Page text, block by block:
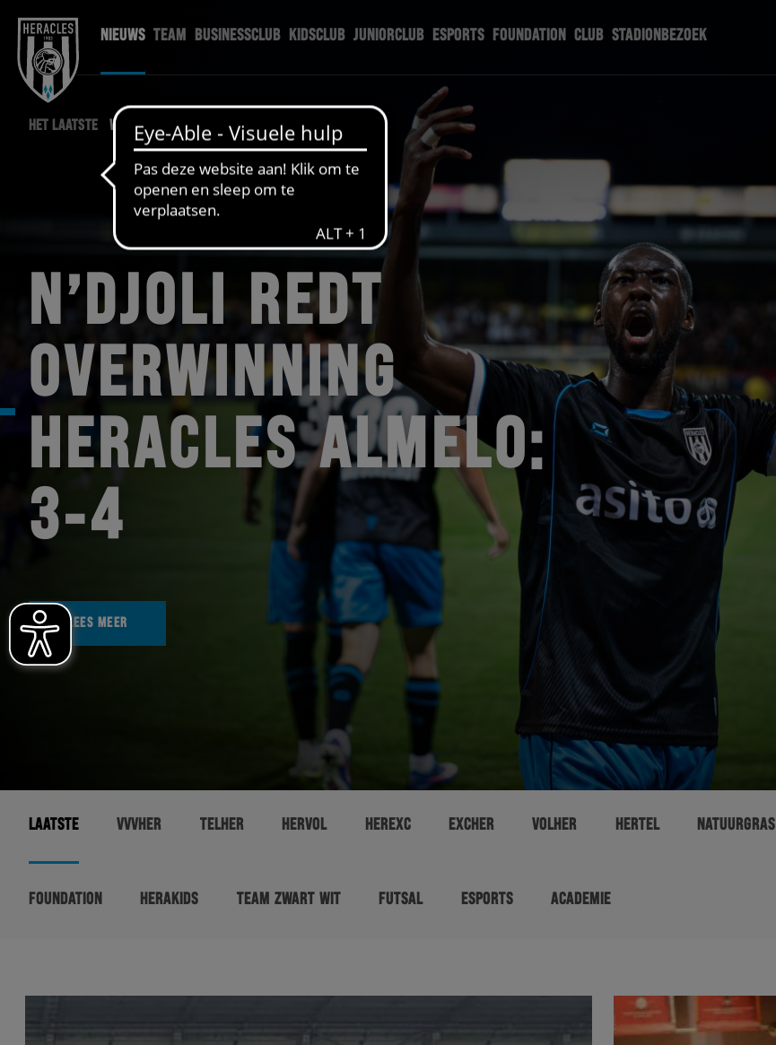
NIEUWS TEAM BUSINESSCLUB KIDSCLUB JUNIORCLUB ESPORTS FOUNDATION CLUB STADIONBEZOEK
HET LAATSTE WEDSTRIJD NIEUWS
N’DJOLI REDT
OVERWINNING
HERACLES ALMELO:
3-4
LEES MEER
LAATSTE VVVHER TELHER HERVOL HEREXC EXCHER VOLHER HERTEL NATUURGRAS
FOUNDATION HERAKIDS TEAM ZWART WIT FUTSAL ESPORTS ACADEMIE